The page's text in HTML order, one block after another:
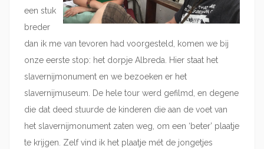
een stuk
breder
dan ik me van tevoren had voorgesteld, komen we bij
onze eerste stop: het dorpje Albreda. Hier staat het
slavernijmonument en we bezoeken er het
slavernijmuseum. De hele tour werd gefilmd, en degene
die dat deed stuurde de kinderen die aan de voet van
het slavernijmonument zaten weg, om een ‘beter’ plaatje
te krijgen. Zelf vind ik het plaatje mét de jongetjes